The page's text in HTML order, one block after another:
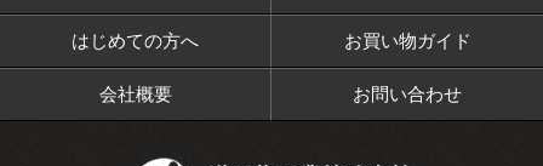
はじめての方へ お買い物ガイド
会社概要 お問い合わせ